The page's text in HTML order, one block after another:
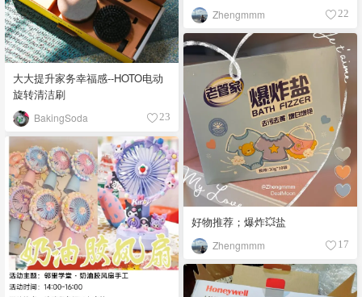
Zhengmmm 22
大大提升家务幸福感--HOTO电动
旋转清洁刷
BakingSoda 23
好物推荐；爆炸💥盐
Zhengmmm 17